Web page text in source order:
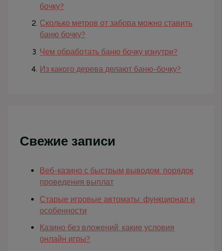
бочку?
Сколько метров от забора можно ставить
баню бочку?
Чем обработать баню бочку изнутри?
Из какого дерева делают баню-бочку?
Свежие записи
Веб-казино с быстрым выводом: порядок
проведения выплат
Старые игровые автоматы: функционал и
особенности
Казино без вложений: какие условия
онлайн игры?